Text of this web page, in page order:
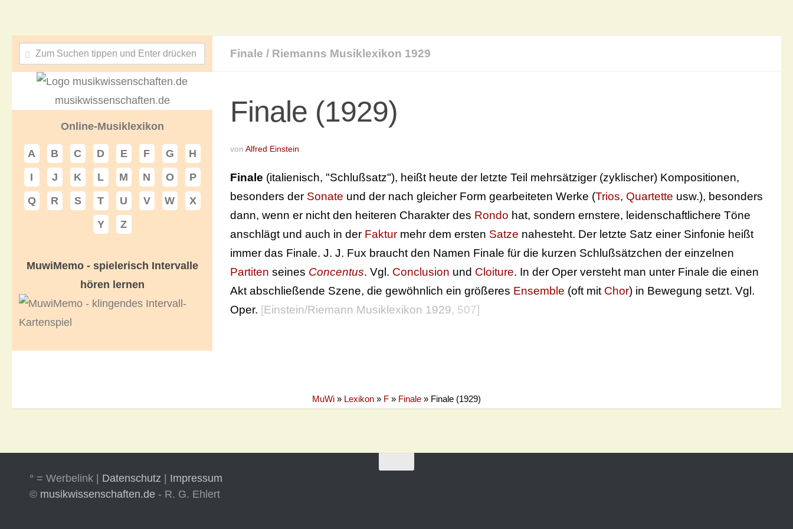
Finale / Riemanns Musiklexikon 1929
Finale (1929)
von Alfred Einstein
Finale (italienisch, "Schlußsatz"), heißt heute der letzte Teil mehrsätziger (zyklischer) Kompositionen,
besonders der Sonate und der nach gleicher Form gearbeiteten Werke (Trios, Quartette usw.), besonders
dann, wenn er nicht den heiteren Charakter des Rondo hat, sondern ernstere, leidenschaftlichere Töne
anschlägt und auch in der Faktur mehr dem ersten Satze nahesteht. Der letzte Satz einer Sinfonie heißt
immer das Finale. J. J. Fux braucht den Namen Finale für die kurzen Schlußsätzchen der einzelnen
Partiten seines Concentus. Vgl. Conclusion und Cloiture. In der Oper versteht man unter Finale die einen
Akt abschließende Szene, die gewöhnlich ein größeres Ensemble (oft mit Chor) in Bewegung setzt. Vgl.
Oper. [Einstein/Riemann Musiklexikon 1929, 507]
musikwissenschaften.de
Online-Musiklexikon
A B C D E F G
H
I
J K L M N O
P
Q
R S T U V W
X
Y
Z
MuwiMemo - spielerisch Intervalle
hören lernen
MuWi » Lexikon » F » Finale » Finale (1929)
° = Werbelink | Datenschutz
Impressum
© musikwissenschaften.de - R. G. Ehlert